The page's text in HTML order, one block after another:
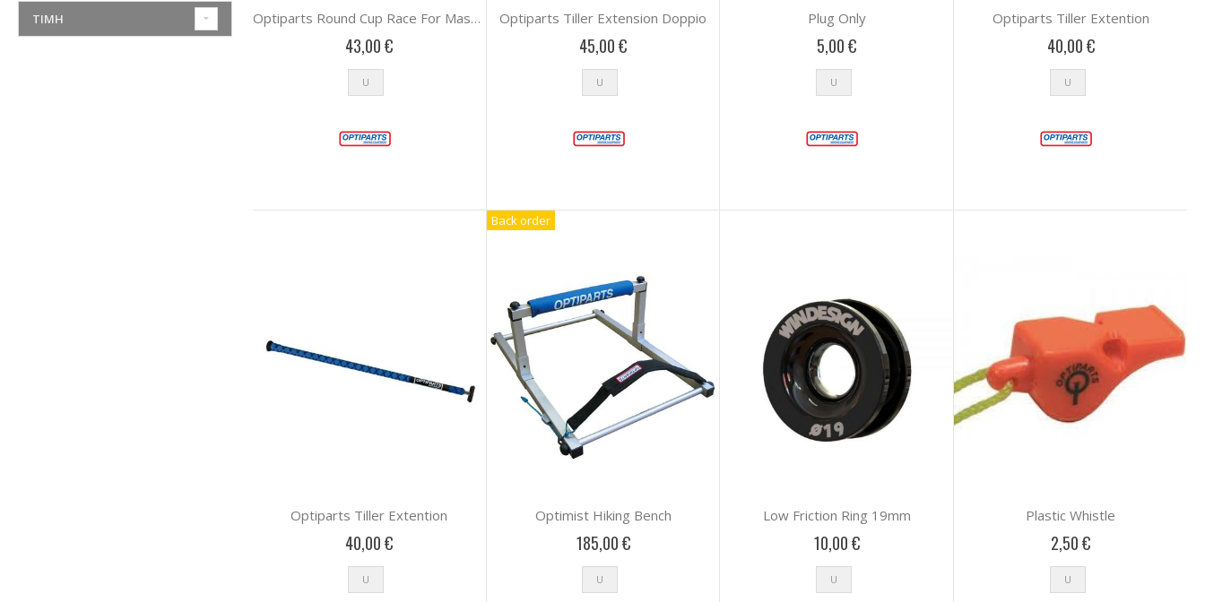
Optiparts Round Cup Race For Maststep
43,00 €
U
Optiparts Tiller Extension Doppio
45,00 €
U
Plug Only
5,00 €
U
Optiparts Tiller Extention
40,00 €
U
Optiparts Tiller Extention
40,00 €
U
Optimist Hiking Bench
185,00 €
U
Back order
Low Friction Ring 19mm
10,00 €
U
Plastic Whistle
2,50 €
U
ΤΙΜΉ